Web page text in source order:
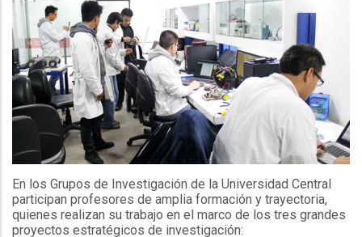
En los Grupos de Investigación de la Universidad Central
participan profesores de amplia formación y trayectoria,
quienes realizan su trabajo en el marco de los tres grandes
proyectos estratégicos de investigación: